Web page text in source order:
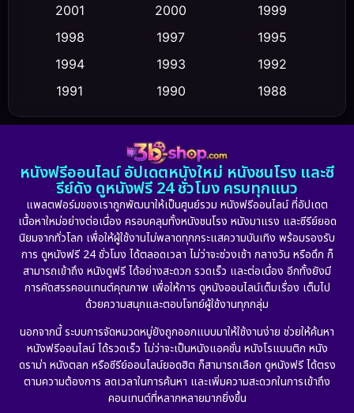
Culture (23)
Dance เต้น
Detective สืบสวน (5)
Detective สืบสวน (56)
Disaster (10)
Disney+ (21)
Drama ดราม่า (882)
Dystopian (17)
2001
2000
1999
1998
1997
1995
1994
1993
1992
1991
1990
1988
1986
1985
1983
1981
1974
1971 1962
หนังฟรีออนไลน์ อัปเดตหนังใหม่ หนังชนโรง และซี
รีย์ดัง ดูหนังฟรี 24 ชั่วโมง ครบทุกแนว
แพลตฟอร์มของเราถูกพัฒนาให้เป็นศูนย์รวม หนังฟรีออนไลน์ ที่อัปเดต
เนื้อหาใหม่อย่างต่อเนื่อง ครอบคลุมทั้งหนังชนโรง หนังมาแรง และซีรีย์ยอด
นิยมจากทั่วโลก เพื่อให้ผู้ใช้งานไม่พลาดทุกกระแสความบันเทิง พร้อมรองรับ
การ ดูหนังฟรี 24 ชั่วโมง ได้ตลอดเวลา ไม่ว่าจะช่วงเช้า กลางวัน หรือดึก ก็
สามารถเข้าถึง หนังดูฟรี ได้อย่างสะดวก รวดเร็ว และต่อเนื่อง อีกทั้งยังมี
การคัดสรรคอนเทนต์คุณภาพ เพื่อให้การ ดูหนังออนไลน์เต็มเรื่อง เต็มไป
ด้วยความสนุกและตอบโจทย์ผู้ใช้งานทุกกลุ่ม
นอกจากนี้ ระบบการจัดหมวดหมู่ยังถูกออกแบบมาให้ใช้งานง่าย ช่วยให้ค้นหา
หนังฟรีออนไลน์ ได้รวดเร็ว ไม่ว่าจะเป็นหนังแอคชั่น หนังโรแมนติก หนัง
ดราม่า หนังตลก หรือซีรีย์ออนไลน์ยอดฮิต ก็สามารถเลือก ดูหนังฟรี ได้ตรง
ตามความต้องการ ลดเวลาในการค้นหา และเพิ่มความสะดวกในการเข้าถึง
คอนเทนต์ที่หลากหลายมากยิ่งขึ้น